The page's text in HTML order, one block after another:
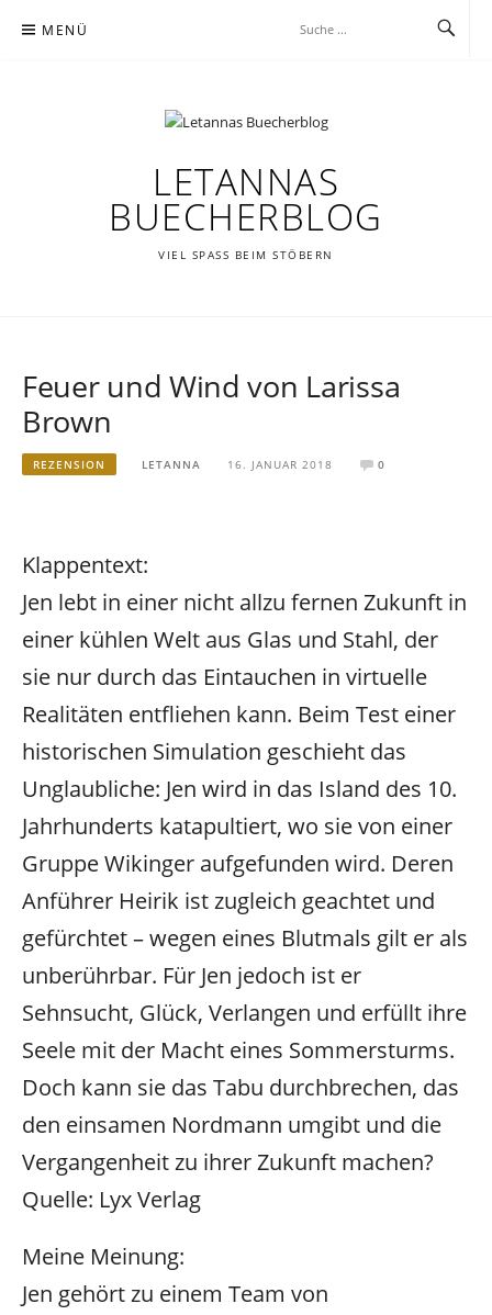
Inhalt MENÜ
LETANNAS
BUECHERBLOG
VIEL SPASS BEIM STÖBERN
Feuer und Wind von Larissa
Brown
REZENSION LETANNA 16. JANUAR 2018 0
Klappentext:
Jen lebt in einer nicht allzu fernen Zukunft in
einer kühlen Welt aus Glas und Stahl, der
sie nur durch das Eintauchen in virtuelle
Realitäten entfliehen kann. Beim Test einer
historischen Simulation geschieht das
Unglaubliche: Jen wird in das Island des 10.
Jahrhunderts katapultiert, wo sie von einer
Gruppe Wikinger aufgefunden wird. Deren
Anführer Heirik ist zugleich geachtet und
gefürchtet – wegen eines Blutmals gilt er als
unberührbar. Für Jen jedoch ist er
Sehnsucht, Glück, Verlangen und erfüllt ihre
Seele mit der Macht eines Sommersturms.
Doch kann sie das Tabu durchbrechen, das
den einsamen Nordmann umgibt und die
Vergangenheit zu ihrer Zukunft machen?
Quelle: Lyx Verlag
Meine Meinung:
Jen gehört zu einem Team von